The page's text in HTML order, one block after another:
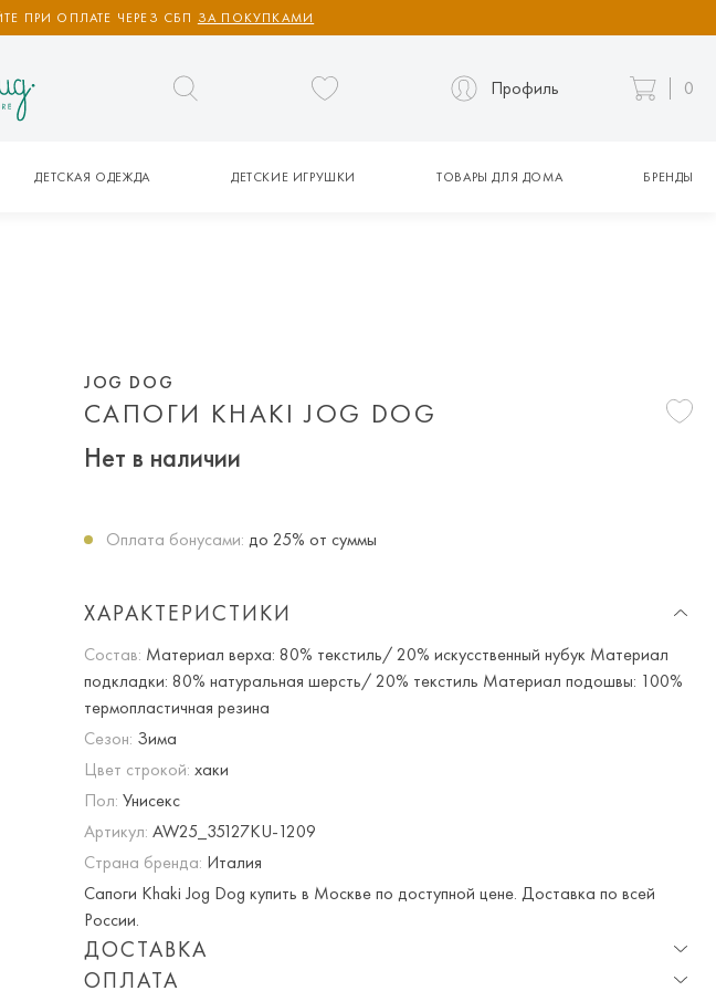
ПРИ ОПЛАТЕ ЧЕРЕЗ СБП ЗА ПОКУПКАМИ
Профиль 0
ДЕТСКАЯ ОДЕЖДА ДЕТСКИЕ ИГРУШКИ ТОВАРЫ ДЛЯ ДОМА БРЕНДЫ
САПОГИ KHAKI JOG DOG
JOG DOG
Нет в наличии
Оплата бонусами: до 25% от суммы
ХАРАКТЕРИСТИКИ
Состав: Материал верха: 80% текстиль/ 20% искусственный нубук Материал
подкладки: 80% натуральная шерсть/ 20% текстиль Материал подошвы: 100%
термопластичная резина
Сезон: Зима
Цвет строкой: хаки
Пол: Унисекс
Артикул: AW25_35127KU-1209
Страна бренда: Италия
Сапоги Khaki Jog Dog купить в Москве по доступной цене. Доставка по всей
России.
ДОСТАВКА
ОПЛАТА